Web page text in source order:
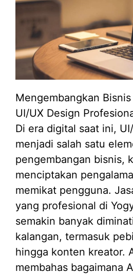
Mengembangkan
UI/UX Design
Di era digital saat ini,
menjadi salah satu
pengembangan bisnis,
menciptakan
memikat pengguna.
yang profesional di
semakin banyak
kalangan, termasuk
hingga konten kreator.
membahas bagaimana